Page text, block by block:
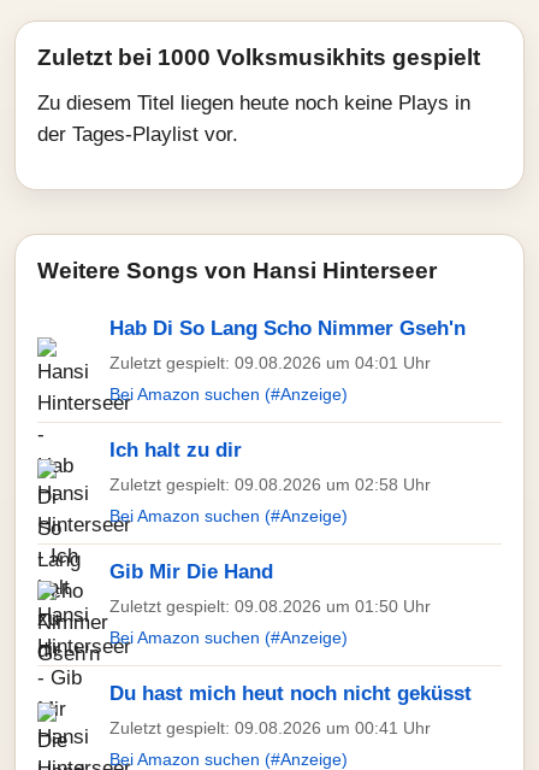
Zuletzt bei 1000 Volksmusikhits gespielt
Zu diesem Titel liegen heute noch keine Plays in
der Tages-Playlist vor.
Weitere Songs von Hansi Hinterseer
Hab Di So Lang Scho Nimmer Gseh'n
Zuletzt gespielt: 09.08.2026 um 04:01 Uhr
Bei Amazon suchen (#Anzeige)
Ich halt zu dir
Zuletzt gespielt: 09.08.2026 um 02:58 Uhr
Bei Amazon suchen (#Anzeige)
Gib Mir Die Hand
Zuletzt gespielt: 09.08.2026 um 01:50 Uhr
Bei Amazon suchen (#Anzeige)
Du hast mich heut noch nicht geküsst
Zuletzt gespielt: 09.08.2026 um 00:41 Uhr
Bei Amazon suchen (#Anzeige)